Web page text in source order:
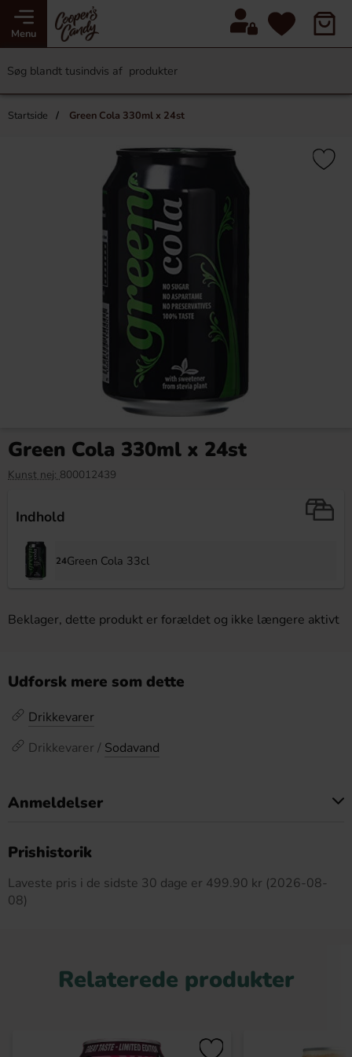
Menu
Startside Green Cola 330ml x 24st
Green Cola 330ml x 24st
Kunst nej: 800012439
Indhold
24Green Cola 33cl
Beklager, dette produkt er forældet og ikke længere aktivt
Udforsk mere som dette
Drikkevarer
Drikkevarer / Sodavand
Anmeldelser
Prishistorik
Laveste pris i de sidste 30 dage er 499.90 kr (2026-08-
08)
Relaterede produkter